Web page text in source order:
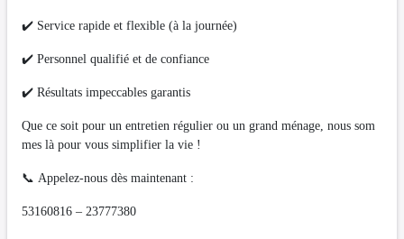
✔️ Service rapide et flexible (à la journée)
✔️ Personnel qualifié et de confiance
✔️ Résultats impeccables garantis
Que ce soit pour un entretien régulier ou un grand ménage, nous som
mes là pour vous simplifier la vie !
📞 Appelez-nous dès maintenant :
53160816 – 23777380